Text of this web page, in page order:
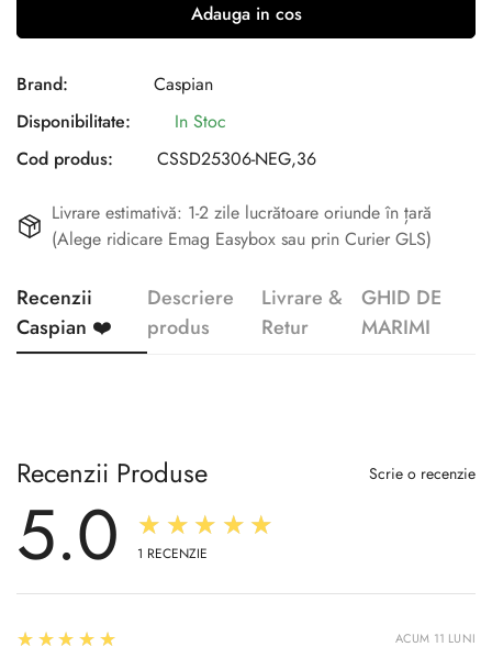
Adauga in cos
Brand:
Caspian
Disponibilitate:
In Stoc
Cod produs:
CSSD25306-NEG,36
Livrare estimativă: 1-2 zile lucrătoare oriunde în țară
(Alege ridicare Emag Easybox sau prin Curier GLS)
Recenzii
Caspian ❤️
Descriere
produs
Livrare &
Retur
GHID DE
MARIMI
Recenzii Produse Scrie o recenzie
5.0 ★★★★★
1 RECENZIE
5
★★★★★ ACUM 11 LUNI